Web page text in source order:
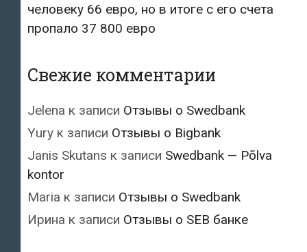
человеку 66 евро, но в итоге с его счета
пропало 37 800 евро
Свежие комментарии
Jelena к записи Отзывы о Swedbank
Yury к записи Отзывы о Bigbank
Janis Skutans к записи Swedbank — Põlva
kontor
Maria к записи Отзывы о Swedbank
Ирина к записи Отзывы о SEB банке